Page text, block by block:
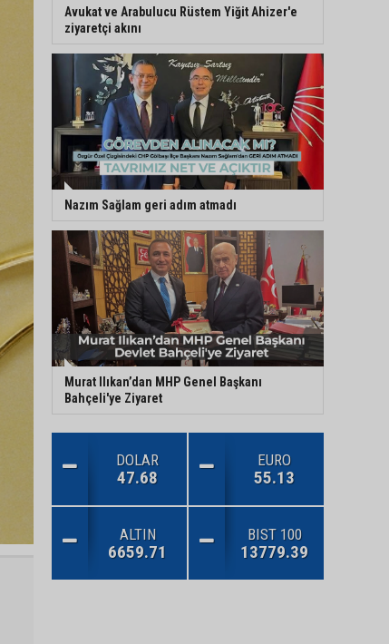
Avukat ve Arabulucu Rüstem Yiğit Ahizer'e
ziyaretçi akını
Nazım Sağlam geri adım atmadı
Murat Ilıkan’dan MHP Genel Başkanı
Bahçeli'ye Ziyaret
DOLAR
47.68
EURO
55.13
ALTIN
6659.71
BIST 100
13779.39